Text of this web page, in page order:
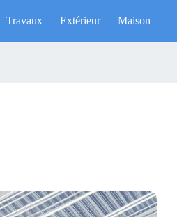
Travaux Extérieur Maison